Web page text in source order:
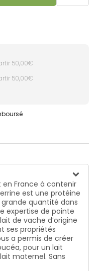
50,00€
50,00€
en France à contenir
est une protéine
quantité dans
expertise de pointe
de vache d’origine
ses propriétés
a permis de créer
pour un lait
maternel. Sans